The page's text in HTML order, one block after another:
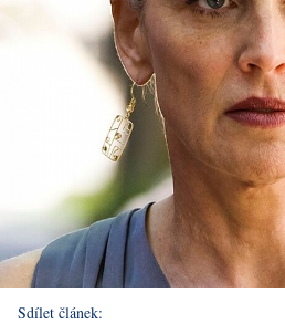
Sdílet článek: